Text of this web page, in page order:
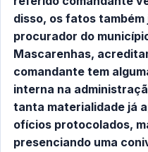
disso, os fatos
procurador do
Mascarenhas,
comandante tem
interna na
tanta materialidade já
ofícios protocolados,
presenciando uma